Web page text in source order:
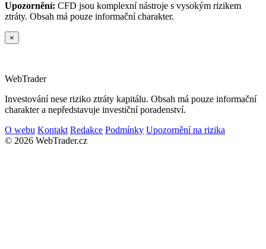
Upozornění: CFD jsou komplexní nástroje s vysokým rizikem
ztráty. Obsah má pouze informační charakter.
×
WebTrader
Investování nese riziko ztráty kapitálu. Obsah má pouze informační
charakter a nepředstavuje investiční poradenství.
O webu Kontakt Redakce Podmínky Upozornění na rizika
© 2026 WebTrader.cz